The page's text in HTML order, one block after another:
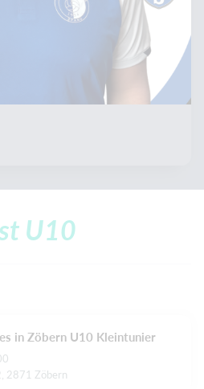
U10
in Zöbern U10 Kleintunier
2871 Zöbern